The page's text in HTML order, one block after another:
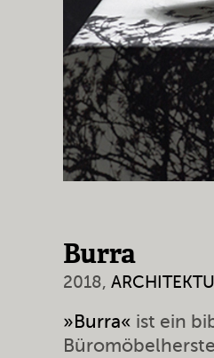
Burra
2018,
»Burra« ist ein